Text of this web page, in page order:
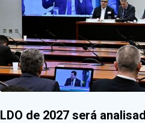
LDO de 2027 será